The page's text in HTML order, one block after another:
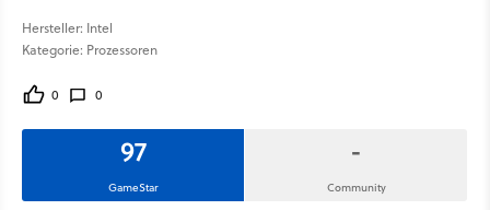
Hersteller: Intel
Kategorie: Prozessoren
0 0
97
GameStar
-
Community